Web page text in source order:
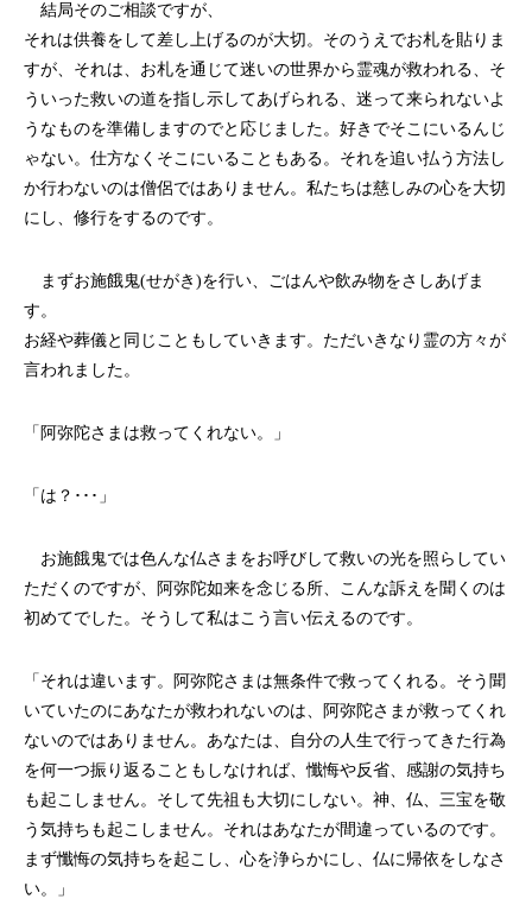
結局そのご相談ですが、
それは供養をして差し上げるのが大切。そのうえでお札を貼りま
すが、それは、お札を通じて迷いの世界から霊魂が救われる、そ
ういった救いの道を指し示してあげられる、迷って来られないよ
うなものを準備しますのでと応じました。好きでそこにいるんじ
ゃない。仕方なくそこにいることもある。それを追い払う方法し
か行わないのは僧侶ではありません。私たちは慈しみの心を大切
にし、修行をするのです。
まずお施餓鬼(せがき)を行い、ごはんや飲み物をさしあげま
す。
お経や葬儀と同じこともしていきます。ただいきなり霊の方々が
言われました。
「阿弥陀さまは救ってくれない。」
「は？･･･」
お施餓鬼では色んな仏さまをお呼びして救いの光を照らしてい
ただくのですが、阿弥陀如来を念じる所、こんな訴えを聞くのは
初めてでした。そうして私はこう言い伝えるのです。
「それは違います。阿弥陀さまは無条件で救ってくれる。そう聞
いていたのにあなたが救われないのは、阿弥陀さまが救ってくれ
ないのではありません。あなたは、自分の人生で行ってきた行為
を何一つ振り返ることもしなければ、懺悔や反省、感謝の気持ち
も起こしません。そして先祖も大切にしない。神、仏、三宝を敬
う気持ちも起こしません。それはあなたが間違っているのです。
まず懺悔の気持ちを起こし、心を浄らかにし、仏に帰依をしなさ
い。」